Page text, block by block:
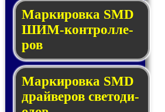
Маркировка SMD
ШИМ-кон­трол­ле­
ров
Маркировка SMD
драй­ве­ров све­то­ди­